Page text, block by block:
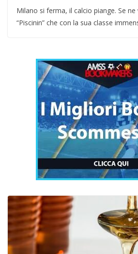
Milano si ferma, il calcio piange. Se
“Piscinin” che con la sua classe